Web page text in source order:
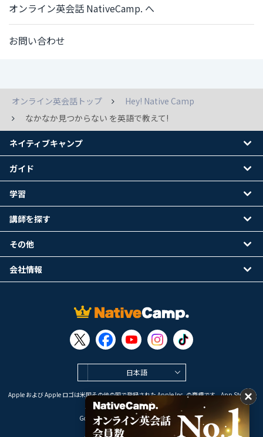
オンライン英会話 NativeCamp. へ
お問い合わせ
オンライン英会話トップ
Hey! Native Camp
なかなか見つからない を英語で教えて!
日本語
Apple および Apple ロゴは米国その他の国で登録された Apple Inc. の商標です。App Store は
Apple Inc. のサービスマークです。
Google Play は Google LLC の商標です。
ネイティブキャンプ
ガイド
学習
講師を探す
その他
会社情報